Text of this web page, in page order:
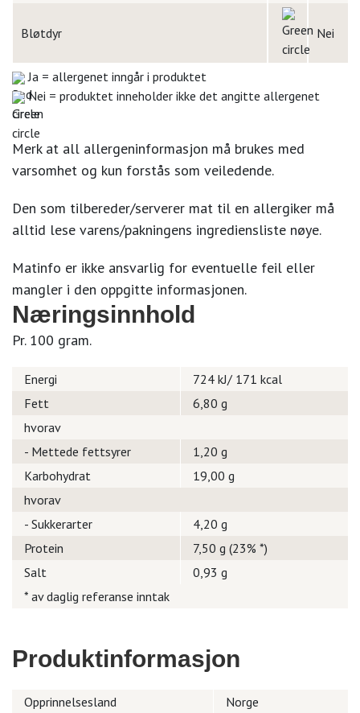
Bløtdyr Nei
Ja = allergenet inngår i produktet
Nei = produktet inneholder ikke det angitte allergenet
Merk at all allergeninformasjon må brukes med
varsomhet og kun forstås som veiledende.
Den som tilbereder/serverer mat til en allergiker må
alltid lese varens/pakningens ingrediensliste nøye.
Matinfo er ikke ansvarlig for eventuelle feil eller
mangler i den oppgitte informasjonen.
Næringsinnhold
Pr. 100 gram.
Energi
724 kJ/ 171 kcal
Fett
6,80 g
hvorav
- Mettede fettsyrer
1,20 g
Karbohydrat
19,00 g
hvorav
- Sukkerarter
4,20 g
Protein
7,50 g (23% *)
Salt
0,93 g
* av daglig referanse inntak
Produktinformasjon
Opprinnelsesland
Norge